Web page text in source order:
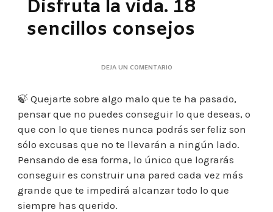
Disfruta la vida. 18
sencillos consejos
DEJA UN COMENTARIOEN
VIDA.
SENCILLOS
CONSEJOS
🍃 Quejarte sobre algo malo que te ha pasado,
pensar que no puedes conseguir lo que deseas, o
que con lo que tienes nunca podrás ser feliz son
sólo excusas que no te llevarán a ningún lado.
Pensando de esa forma, lo único que lograrás
conseguir es construir una pared cada vez más
grande que te impedirá alcanzar todo lo que
siempre has querido.